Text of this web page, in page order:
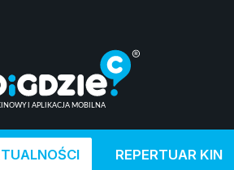
REPERTUAR KIN